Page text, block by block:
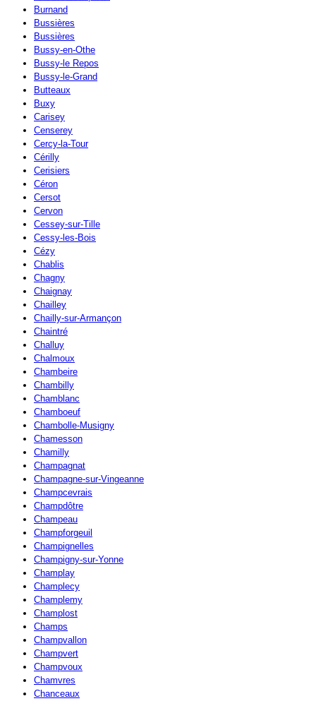
Burnand
Bussières
Bussières
Bussy-en-Othe
Bussy-le Repos
Bussy-le-Grand
Butteaux
Buxy
Carisey
Censerey
Cercy-la-Tour
Cérilly
Cerisiers
Céron
Cersot
Cervon
Cessey-sur-Tille
Cessy-les-Bois
Cézy
Chablis
Chagny
Chaignay
Chailley
Chailly-sur-Armançon
Chaintré
Challuy
Chalmoux
Chambeire
Chambilly
Chamblanc
Chamboeuf
Chambolle-Musigny
Chamesson
Chamilly
Champagnat
Champagne-sur-Vingeanne
Champcevrais
Champdôtre
Champeau
Champforgeuil
Champignelles
Champigny-sur-Yonne
Champlay
Champlecy
Champlemy
Champlost
Champs
Champvallon
Champvert
Champvoux
Chamvres
Chanceaux